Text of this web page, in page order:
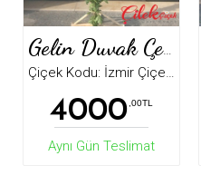
Gelin Duvak Çelenk
Çiçek Kodu: İzmir Çiçek5098
4000 ,00TL
Aynı Gün Teslimat